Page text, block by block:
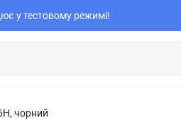
у тестовому режимі!
чорний